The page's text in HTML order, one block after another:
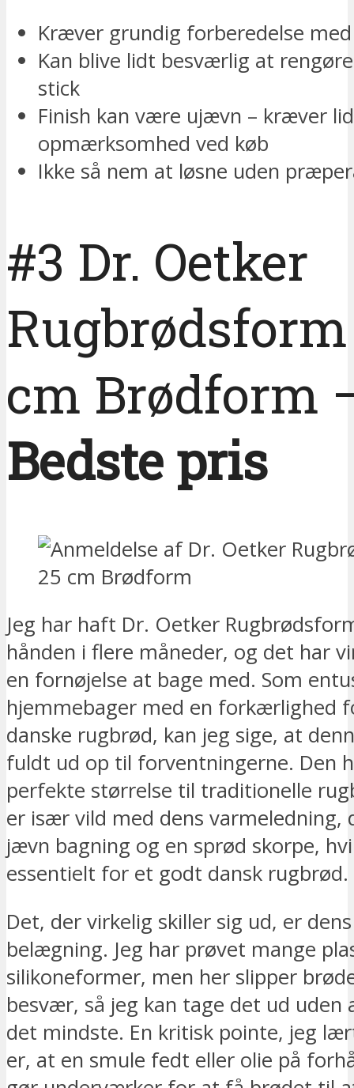
Kræver grundig forberedelse
Kan blive lidt besværlig at
stick
Finish kan være ujævn – kræver
opmærksomhed ved køb
Ikke så nem at løsne uden
#3 Dr. Oetker
cm Brødform
Bedste pris
Jeg har haft Dr. Oetker
hånden i flere måneder, og det har
en fornøjelse at bage med. Som
hjemmebager med en forkærlighed
danske rugbrød, kan jeg sige, at
fuldt ud op til forventningerne. Den
perfekte størrelse til traditionelle
er især vild med dens varmeledning,
jævn bagning og en sprød skorpe,
essentielt for et godt dansk rugbrød.
Det, der virkelig skiller sig ud, er
belægning. Jeg har prøvet mange
silikoneformer, men her slipper
besvær, så jeg kan tage det ud uden
det mindste. En kritisk pointe, jeg
er, at en smule fedt eller olie på